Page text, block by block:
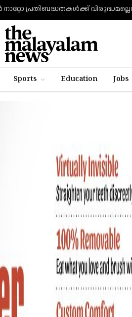
നാറ്റോ പ്രതിബദ്ധതകള്‍ക്ക്
Sports Education Jobs